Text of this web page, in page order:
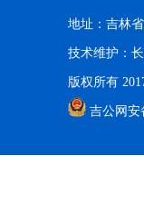
地址：吉林
技术维护：
版权所有
吉公网安